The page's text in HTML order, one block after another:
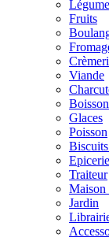
Fruits
Viande
Glaces
Poisson
Epicerie
Traiteur
Jardin